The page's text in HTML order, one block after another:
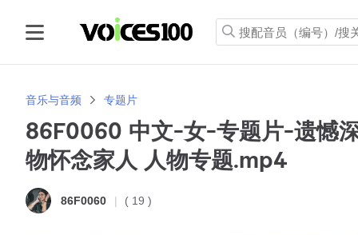
音乐与音频 专题片
86F0060 中文-女-专题片-遗憾
物怀念家人 人物专题.mp4
86F0060 ( 19 )